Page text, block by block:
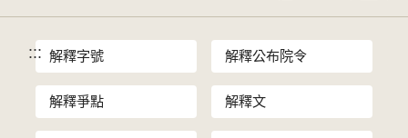
::: 解釋字號 解釋公布院令
解釋爭點 解釋文